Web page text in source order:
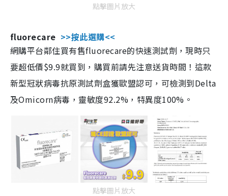
點擊圖片放大
fluorecare >>按此選購<<
網購平台鄰住買有售fluorecare的快速測試劑，現時只
要超低價$9.9就買到，購買前請先注意送貨時間！這款
新型冠狀病毒抗原測試劑盒獲歐盟認可，可檢測到Delta
及Omicorn病毒，靈敏度92.2%，特異度100%。
點擊圖片放大